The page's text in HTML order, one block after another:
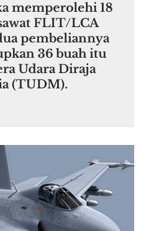
memperolehi 18
FLIT/LCA
pembeliannya
36 buah itu
Udara Diraja
(TUDM).